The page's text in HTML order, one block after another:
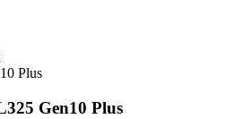
Plus
Gen10 Plus